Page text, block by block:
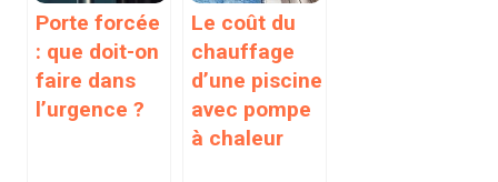
Porte forcée
: que doit-on
faire dans
l’urgence ?
Le coût du
chauffage
d’une piscine
avec pompe
à chaleur